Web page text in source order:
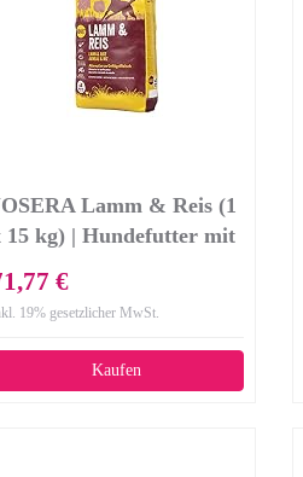
Lamm & Reis (1
15 kg) | Hundefutter mit
Eiweißquelle |
Super Premium
für
Hunde |
€
19% gesetzlicher MwSt.
Kaufen